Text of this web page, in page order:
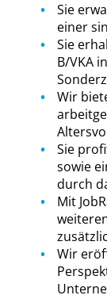
Sie
einer
Sie
B/VKA
Wir
Sie
sowie
durch
Mit
Wir